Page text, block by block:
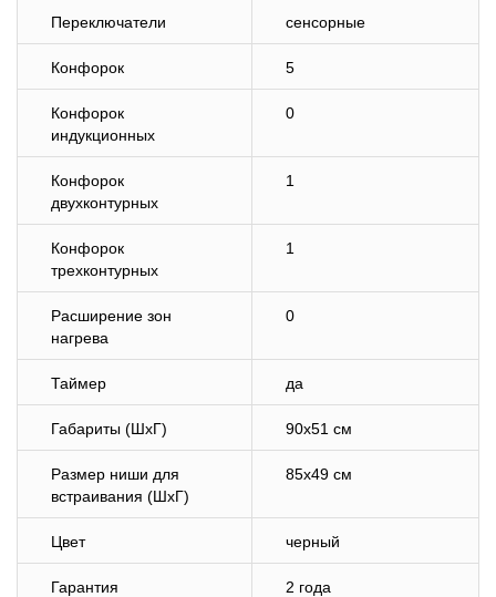
Переключатели сенсорные
Конфорок 5
Конфорок
индукционных
0
Конфорок
двухконтурных
1
Конфорок
трехконтурных
1
Расширение зон
нагрева
0
Таймер да
Габариты (ШхГ) 90х51 см
Размер ниши для
встраивания (ШхГ)
85х49 см
Цвет черный
Гарантия 2 года